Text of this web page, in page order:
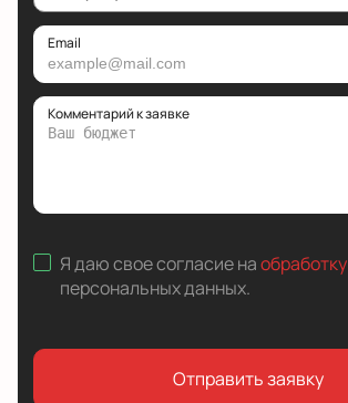
Email
Комментарий к заявке
Я даю свое согласие наобработку
персональных данных.
Отправить заявку